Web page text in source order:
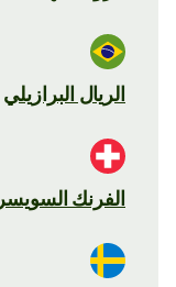
الريال البرازيلي
الفرنك السويسري